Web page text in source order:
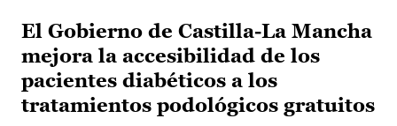
El Gobierno de Castilla-La Mancha
mejora la accesibilidad de los
pacientes diabéticos a los
tratamientos podológicos gratuitos